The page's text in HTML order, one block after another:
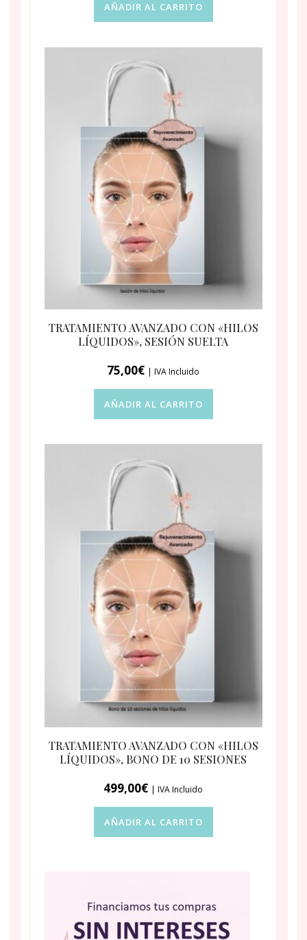
AÑADIR AL CARRITO
TRATAMIENTO AVANZADO CON «HILOS
LÍQUIDOS», SESIÓN SUELTA
75,00€ | IVA Incluido
AÑADIR AL CARRITO
TRATAMIENTO AVANZADO CON «HILOS
LÍQUIDOS», BONO DE 10 SESIONES
499,00€ | IVA Incluido
AÑADIR AL CARRITO